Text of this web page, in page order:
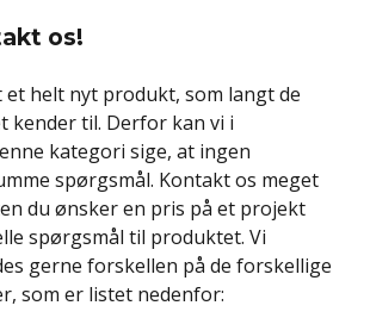
os!
et helt nyt produkt, som langt de
kender til. Derfor kan vi i
kategori sige, at ingen
spørgsmål. Kontakt os meget
du ønsker en pris på et projekt
spørgsmål til produktet. Vi
gerne forskellen på de forskellige
som er listet nedenfor: